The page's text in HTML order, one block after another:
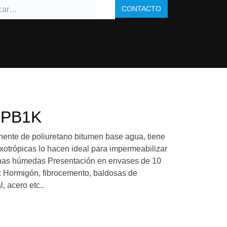
CONTACTO
de poliuretano bitumen base
tixotrópicas lo hacen ideal
muros enterrados o zonas húmedas
de 10 kg. Soportes admitidos:
baldosas de cemento, madera,